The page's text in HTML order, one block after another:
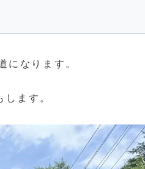
になります。
ます。